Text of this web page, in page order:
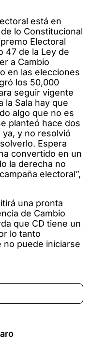
está en
lo Constitucional
Electoral
47 de la Ley de
a Cambio
en las elecciones
los 50,000
seguir vigente
la Sala hay que
algo que no es
planteó hace dos
y no resolvió
Espera
convertido en un
la derecha no
electoral”,
una pronta
de Cambio
que CD tiene un
lo tanto
no puede iniciarse